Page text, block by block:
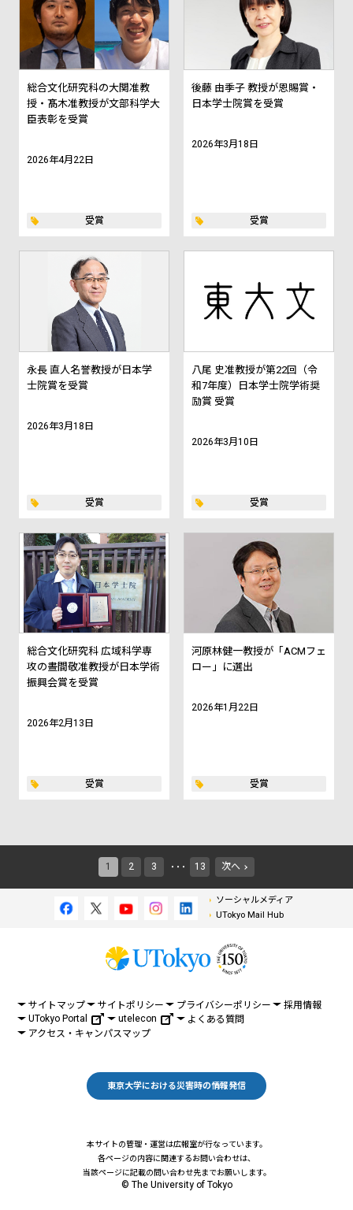
総合文化研究科の大関准教
授・髙木准教授が文部科学大
臣表彰を受賞
2026年4月22日
受賞
後藤 由季子 教授が恩賜賞・
日本学士院賞を受賞
2026年3月18日
受賞
永長 直人名誉教授が日本学
士院賞を受賞
2026年3月18日
受賞
八尾 史准教授が第22回（令
和7年度）日本学士院学術奨
励賞 受賞
2026年3月10日
受賞
総合文化研究科 広域科学専
攻の晝間敬准教授が日本学術
振興会賞を受賞
2026年2月13日
受賞
河原林健一教授が「ACMフェ
ロー」に選出
2026年1月22日
受賞
1 2 3 ・・・ 13 次へ
ソーシャルメディア
UTokyo Mail Hub
サイトマップ サイトポリシー プライバシーポリシー
採用情報
UTokyo Portal
utelecon
よくある質問
アクセス・キャンパスマップ
東京大学における災害時の情報発信
本サイトの管理・運営は広報室が行なっています。
各ページの内容に関連するお問い合わせは、
当該ページに記載の問い合わせ先までお願いします。
© The University of Tokyo